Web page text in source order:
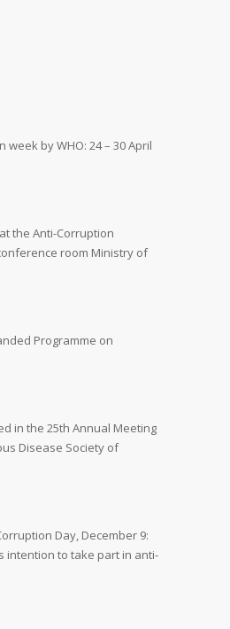
week by WHO: 24 – 30 April
the Anti-Corruption
room Ministry of
Programme on
in the 25th Annual Meeting
Disease Society of
Day, December 9:
intention to take part in anti-